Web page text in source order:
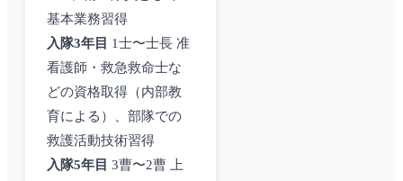
基本業務習得
入隊3年目 1士〜士長 准
看護師・救急救命士な
どの資格取得（内部教
育による）、部隊での
救護活動技術習得
入隊5年目 3曹〜2曹 上